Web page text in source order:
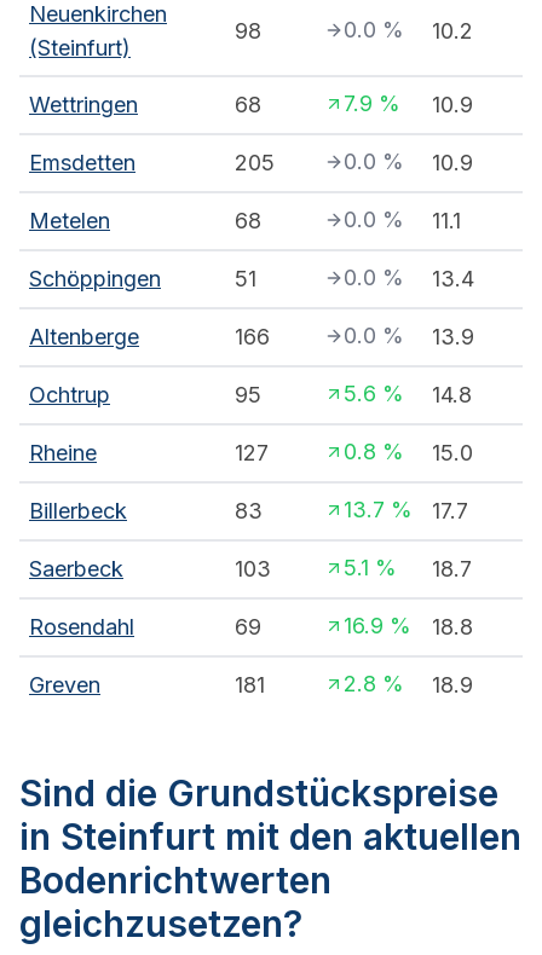
Neuenkirchen
(Steinfurt)
98 0.0 % 10.2
Wettringen 68 7.9 % 10.9
Emsdetten 205 0.0 % 10.9
Metelen 68 0.0 % 11.1
Schöppingen 51 0.0 % 13.4
Altenberge 166 0.0 % 13.9
Ochtrup 95 5.6 % 14.8
Rheine 127 0.8 % 15.0
Billerbeck 83 13.7 % 17.7
Saerbeck 103 5.1 % 18.7
Rosendahl 69 16.9 % 18.8
Greven 181 2.8 % 18.9
Sind die Grundstückspreise
in Steinfurt mit den aktuellen
Bodenrichtwerten
gleichzusetzen?